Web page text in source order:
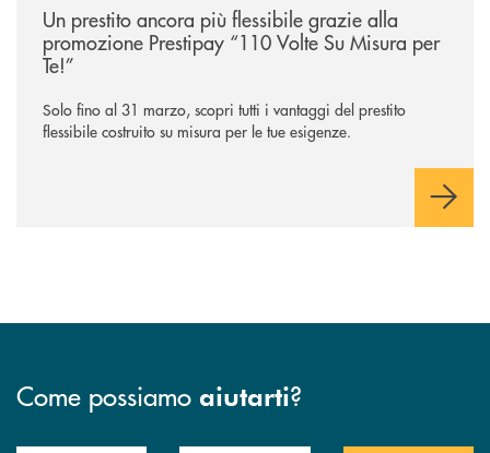
Un prestito ancora più flessibile grazie alla
promozione Prestipay “110 Volte Su Misura per
Te!”
Solo fino al 31 marzo, scopri tutti i vantaggi del prestito
flessibile costruito su misura per le tue esigenze.
Come possiamo aiutarti?